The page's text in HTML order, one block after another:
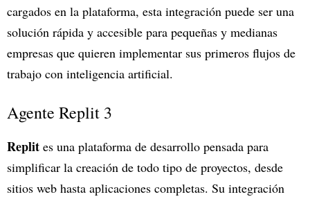
cargados en la plataforma, esta integración puede ser una
solución rápida y accesible para pequeñas y medianas
empresas que quieren implementar sus primeros flujos de
trabajo con inteligencia artificial.
Agente Replit 3
Replit es una plataforma de desarrollo pensada para
simplificar la creación de todo tipo de proyectos, desde
sitios web hasta aplicaciones completas. Su integración